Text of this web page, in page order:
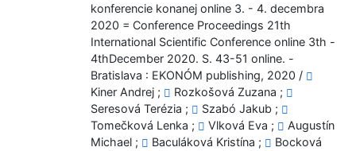
konferencie konanej online 3. - 4. decembra
2020 = Conference Proceedings 21th
International Scientific Conference online 3th -
4thDecember 2020. S. 43-51 online. -
Bratislava : EKONÓM publishing, 2020 /
Kiner Andrej ;
Rozkošová Zuzana ;
Seresová Terézia ;
Szabó Jakub ;
Tomečková Lenka ;
Vlková Eva ;
Augustín
Michael ;
Baculáková Kristína ;
Bocková